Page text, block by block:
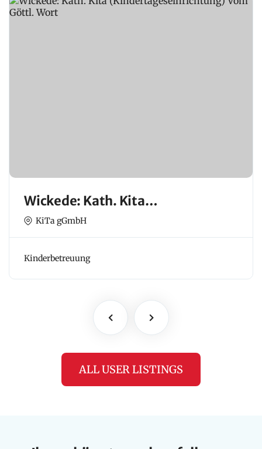
Wickede: Kath. Kita
(Kindertageseinrichtung) Vom
Göttl. Wort
KiTa gGmbH
Kinderbetreuung
ALL USER LISTINGS